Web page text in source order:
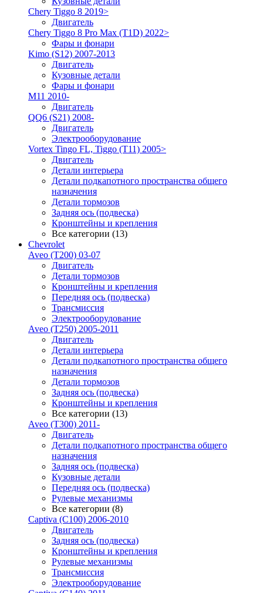
Chery Tiggo 8 2019>
Двигатель
Chery Tiggo 8 Pro Max (T1D) 2022>
Фары и фонари
Kimo (S12) 2007-2013
Двигатель
Кузовные детали
Фары и фонари
M11 2010-
Двигатель
QQ6 (S21) 2008-
Двигатель
Электрооборудование
Vortex Tingo FL, Tiggo (T11) 2005>
Двигатель
Детали интерьера
Детали подкапотного пространства общего
назначения
Детали тормозов
Задняя ось (подвеска)
Кронштейны и крепления
Все категории (13)
Chevrolet
Aveo (T200) 03-07
Двигатель
Детали тормозов
Кронштейны и крепления
Передняя ось (подвеска)
Трансмиссия
Электрооборудование
Aveo (T250) 2005-2011
Двигатель
Детали интерьера
Детали подкапотного пространства общего
назначения
Детали тормозов
Задняя ось (подвеска)
Кронштейны и крепления
Все категории (13)
Aveo (T300) 2011-
Двигатель
Детали подкапотного пространства общего
назначения
Задняя ось (подвеска)
Кузовные детали
Передняя ось (подвеска)
Рулевые механизмы
Все категории (8)
Captiva (C100) 2006-2010
Двигатель
Задняя ось (подвеска)
Кронштейны и крепления
Рулевые механизмы
Трансмиссия
Электрооборудование